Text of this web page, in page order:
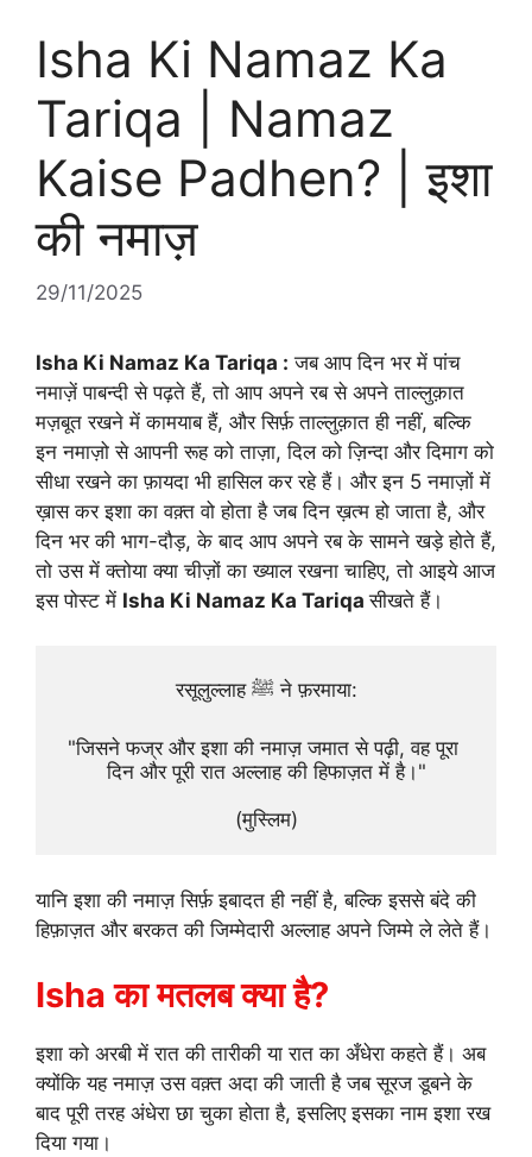
Isha Ki Namaz Ka
Tariqa | Namaz
Kaise Padhen? | इशा
की नमाज़
29/11/2025
Isha Ki Namaz Ka Tariqa : जब आप दिन भर में पांच
नमाज़ें पाबन्दी से पढ़ते हैं, तो आप अपने रब से अपने ताल्लुक़ात
मज़बूत रखने में कामयाब हैं, और सिर्फ़ ताल्लुक़ात ही नहीं, बल्कि
इन नमाज़ो से आपनी रूह को ताज़ा, दिल को ज़िन्दा और दिमाग को
सीधा रखने का फ़ायदा भी हासिल कर रहे हैं। और इन 5 नमाज़ों में
ख़ास कर इशा का वक़्त वो होता है जब दिन ख़त्म हो जाता है, और
दिन भर की भाग-दौड़, के बाद आप अपने रब के सामने खड़े होते हैं,
तो उस में क्तोया क्या चीज़ों का ख्याल रखना चाहिए, तो आइये आज
इस पोस्ट में Isha Ki Namaz Ka Tariqaसीखते हैं।
रसूलुल्लाह ﷺ ने फ़रमाया:
"जिसने फज्र और इशा की नमाज़ जमात से पढ़ी, वह पूरा
दिन और पूरी रात अल्लाह की हिफाज़त में है।"
(मुस्लिम)
यानि इशा की नमाज़ सिर्फ़ इबादत ही नहीं है, बल्कि इससे बंदे की
हिफ़ाज़त और बरकत की जिम्मेदारी अल्लाह अपने जिम्मे ले लेते हैं।
Isha का मतलब क्या है?
इशा को अरबी में रात की तारीकी या रात का अँधेरा कहते हैं। अब
क्योंकि यह नमाज़ उस वक़्त अदा की जाती है जब सूरज डूबने के
बाद पूरी तरह अंधेरा छा चुका होता है, इसलिए इसका नाम इशा रख
दिया गया।